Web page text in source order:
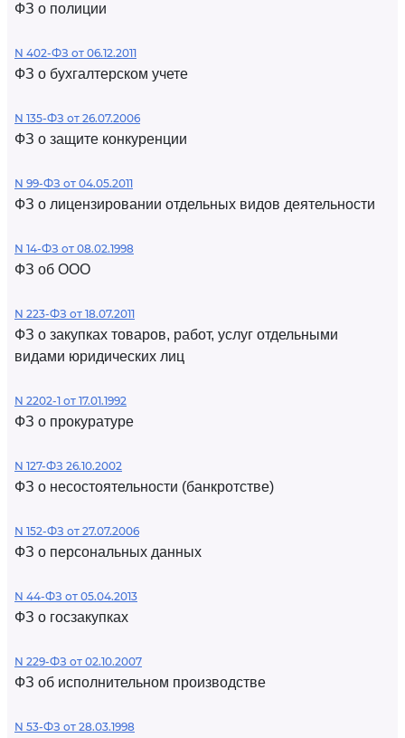
ФЗ о полиции
N 402-ФЗ от 06.12.2011
ФЗ о бухгалтерском учете
N 135-ФЗ от 26.07.2006
ФЗ о защите конкуренции
N 99-ФЗ от 04.05.2011
ФЗ о лицензировании отдельных видов деятельности
N 14-ФЗ от 08.02.1998
ФЗ об ООО
N 223-ФЗ от 18.07.2011
ФЗ о закупках товаров, работ, услуг отдельными
видами юридических лиц
N 2202-1 от 17.01.1992
ФЗ о прокуратуре
N 127-ФЗ 26.10.2002
ФЗ о несостоятельности (банкротстве)
N 152-ФЗ от 27.07.2006
ФЗ о персональных данных
N 44-ФЗ от 05.04.2013
ФЗ о госзакупках
N 229-ФЗ от 02.10.2007
ФЗ об исполнительном производстве
N 53-ФЗ от 28.03.1998